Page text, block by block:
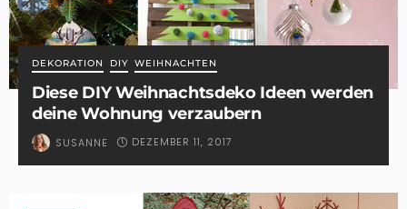
DEKORATION DIY WEIHNACHTEN
Diese DIY Weihnachtsdeko Ideen werden
deine Wohnung verzaubern
SUSANNE DEZEMBER 11, 2017